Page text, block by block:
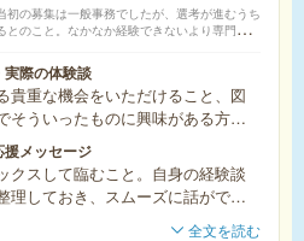
初の募集は一般事務でしたが、選考が進むうち
とのこと。なかなか経験できないより専門的な
清書などを主に担っています。
際の体験談
貴重な機会をいただけること、図
そういったものに興味がある方に
通して学ぶというスタイルのた
作業が好き・得意だと尚良いで
がほとんどなので、コミュニケー
の仕事になるので、外部との直接
メッセージ
クスして臨むこと。自身の経験談
理しておき、スムーズに話ができ
全文を読む